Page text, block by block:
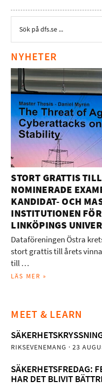
NYHETER
STORT GRATTIS
NOMINERADE
KANDIDAT- OCH
INSTITUTIONEN
LINKÖPINGS
Dataföreningen Östra
stort grattis till årets
till …
LÄS MER »
MEET & LEARN
RIKSEVENEMANG · 23
SÄKERHETSFREDAG:
HAR DET BLIVIT